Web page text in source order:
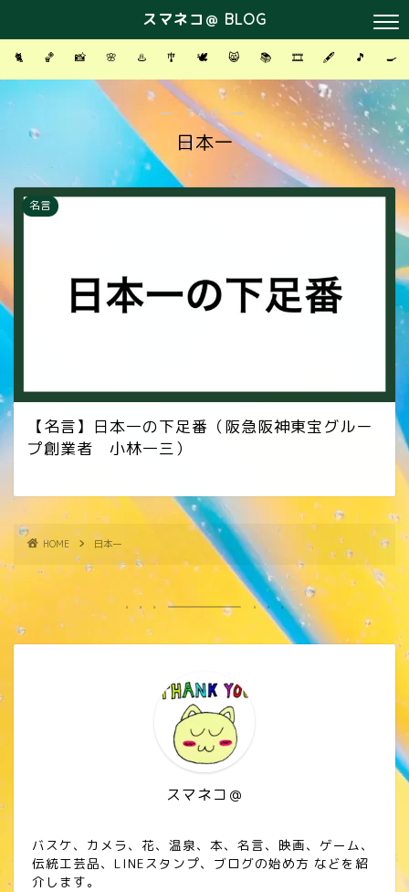
スマネコ＠ BLOG
🐈 🏀 📸 🌸 ♨️ 🎐 🕊 😸 📚 🎞 🖋 🎵 🍳
― TAG ―
日本一
名言
【名言】日本一の下足番（阪急阪神東宝グルー
プ創業者 小林一三）
HOME 日本一
スマネコ＠
バスケ、カメラ、花、温泉、本、名言、映画、ゲーム、
伝統工芸品、LINEスタンプ、ブログの始め方 などを紹
介します。